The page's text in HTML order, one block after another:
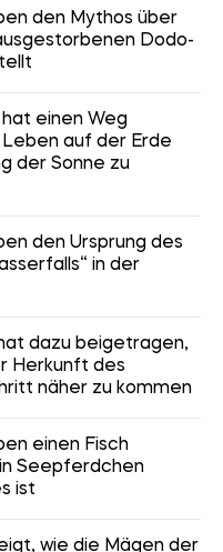
den Mythos über
Dodo-
einen Weg
auf der Erde
der Sonne zu
den Ursprung des
in der
dazu beigetragen,
Herkunft des
näher zu kommen
einen Fisch
Seepferdchen
ist
wie die Mägen der